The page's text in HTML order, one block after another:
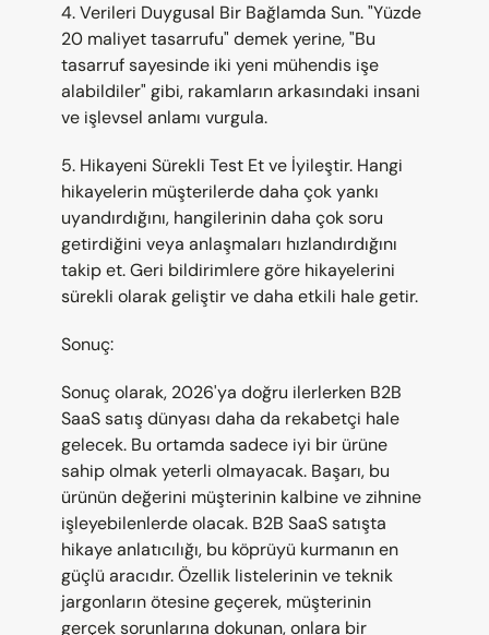
4. Verileri Duygusal Bir Bağlamda Sun. "Yüzde
20 maliyet tasarrufu" demek yerine, "Bu
tasarruf sayesinde iki yeni mühendis işe
alabildiler" gibi, rakamların arkasındaki insani
ve işlevsel anlamı vurgula.
5. Hikayeni Sürekli Test Et ve İyileştir. Hangi
hikayelerin müşterilerde daha çok yankı
uyandırdığını, hangilerinin daha çok soru
getirdiğini veya anlaşmaları hızlandırdığını
takip et. Geri bildirimlere göre hikayelerini
sürekli olarak geliştir ve daha etkili hale getir.
Sonuç:
Sonuç olarak, 2026'ya doğru ilerlerken B2B
SaaS satış dünyası daha da rekabetçi hale
gelecek. Bu ortamda sadece iyi bir ürüne
sahip olmak yeterli olmayacak. Başarı, bu
ürünün değerini müşterinin kalbine ve zihnine
işleyebilenlerde olacak. B2B SaaS satışta
hikaye anlatıcılığı, bu köprüyü kurmanın en
güçlü aracıdır. Özellik listelerinin ve teknik
jargonların ötesine geçerek, müşterinin
gerçek sorunlarına dokunan, onlara bir